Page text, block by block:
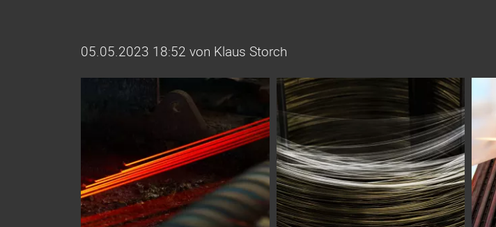
05.05.2023 18:52 von Klaus Storch